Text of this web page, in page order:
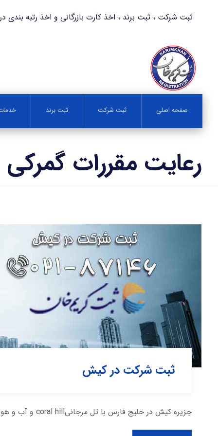
ثبت شرکت ، ثبت برند ، اخذ کارت بازرگانی و اخذ رتبه بندی در کمترین
صفحه اصلی ثبت شرکت ثبت برند
رعایت مقررات گمرکی
ثبت شرکت در کیش
جزیره کیش در خلیج فارس با تل مرجانیcoral hill و آب و هوای معتدل قرار دارد و در زمستان مانند ...